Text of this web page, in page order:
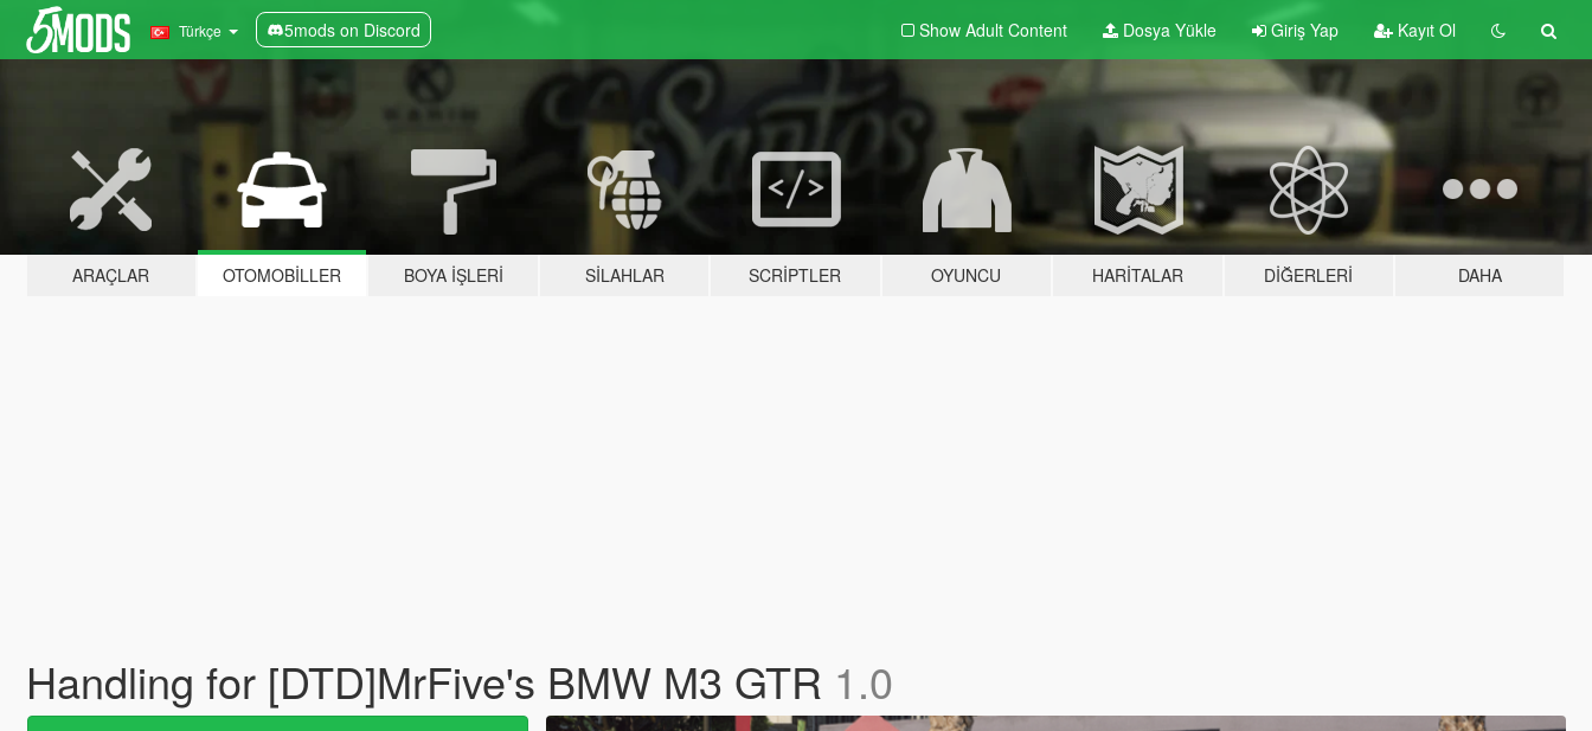
Türkçe 5mods on Discord Show Adult Content Dosya Yükle Giriş Yap Kayıt Ol
ARAÇLAR OTOMOBILLER BOYA İŞLERI SILAHLAR SCRIPTLER OYUNCU HARITALAR DIĞERLERI DAHA
Handling for [DTD]MrFive's BMW M3 GTR 1.0